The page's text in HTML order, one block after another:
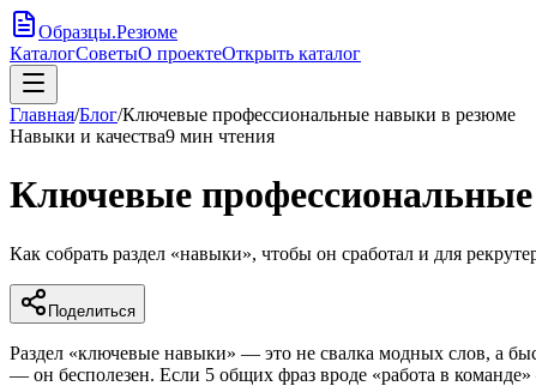
Образцы.Резюме
КаталогСоветыО проектеОткрыть каталог
Главная/Блог/Ключевые профессиональные навыки в резюме
Навыки и качества9 мин чтения
Ключевые
Как собрать раздел «навыки», чтобы он сработал и для
Поделиться
Раздел «ключевые навыки» — это не свалка модных слов, а
— он бесполезен. Если 5 общих фраз вроде «работа в